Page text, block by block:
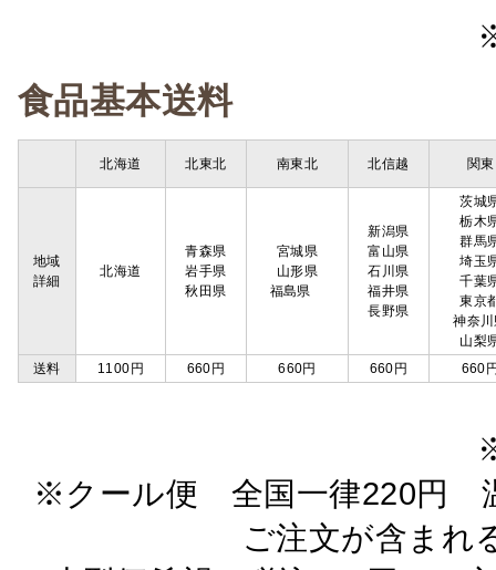
食品基本送料
北海道 北東北 南東北 北信越 関東
地域
詳細
北海道
青森県
岩手県
秋田県
宮城県
山形県
福島県
新潟県
富山県
石川県
福井県
長野県
茨城
栃木
群馬
埼玉
千葉
東京
神奈
山梨
送料
1100円 660円 660円 660円 660
※クール便 全国一律220円
ご注文が含ま